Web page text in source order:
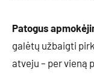
Patogus
galėtų užbaigti
atveju – per vieną